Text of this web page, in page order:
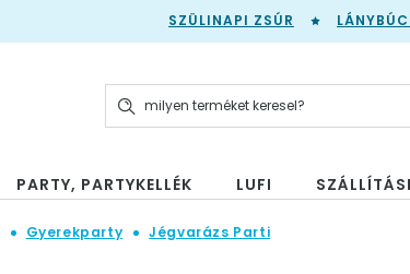
SZÜLINAPI ZSÚR
PARTY, PARTYKELLÉK LUFI
Gyerekparty Jégvarázs Parti